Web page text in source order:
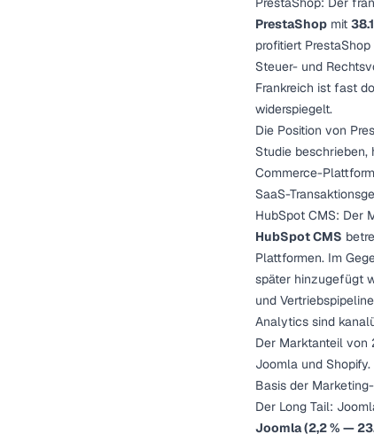
PrestaShop mit
profitiert
Steuer- und
Frankreich ist fast
widerspiegelt.
Die Position von
Studie beschrieben,
Commerce-
SaaS-
HubSpot CMS: Der
HubSpot CMS
Plattformen. Im
später hinzugefügt
und
Analytics sind
Der Marktanteil von
Joomla und
Basis der
Der Long Tail:
Joomla (2,2 % —